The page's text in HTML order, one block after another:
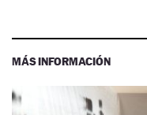
MÁS INFORMACIÓN